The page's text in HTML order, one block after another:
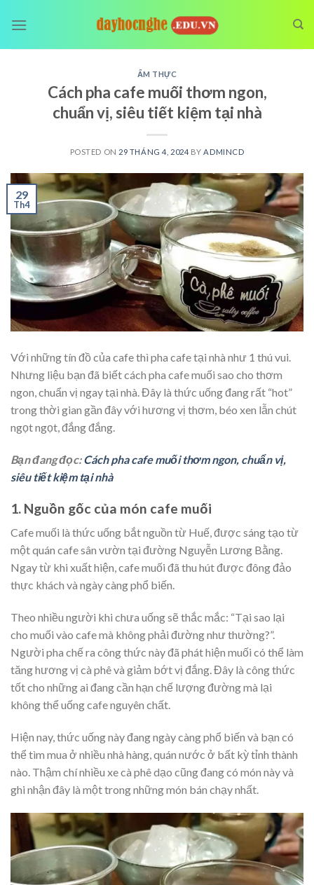
ẨM THỰC
Cách pha cafe muối thơm ngon,
chuẩn vị, siêu tiết kiệm tại nhà
POSTED ON 29 THÁNG 4, 2024 BY ADMINCD
29
Th4
Với những tín đồ của cafe thì pha cafe tại nhà như 1 thú vui.
Nhưng liệu bạn đã biết cách pha cafe muối sao cho thơm
ngon, chuẩn vị ngay tại nhà. Đây là thức uống đang rất “hot”
trong thời gian gần đây với hương vị thơm, béo xen lẫn chút
ngọt ngọt, đắng đắng.
Bạn đang đọc:Cách pha cafe muối thơm ngon, chuẩn vị,
siêu tiết kiệm tại nhà
1. Nguồn gốc của món cafe muối
Cafe muối là thức uống bắt nguồn từ Huế, được sáng tạo từ
một quán cafe sân vườn tại đường Nguyễn Lương Bằng.
Ngay từ khi xuất hiện, cafe muối đã thu hút được đông đảo
thực khách và ngày càng phổ biến.
Theo nhiều người khi chưa uống sẽ thắc mắc: “Tại sao lại
cho muối vào cafe mà không phải đường như thường?”.
Người pha chế ra công thức này đã phát hiện muối có thể làm
tăng hương vị cà phê và giảm bớt vị đắng. Đây là công thức
tốt cho những ai đang cần hạn chế lượng đường mà lại
không thể uống cafe nguyên chất.
Hiện nay, thức uống này đang ngày càng phổ biến và bạn có
thể tìm mua ở nhiều nhà hàng, quán nước ở bất kỳ tỉnh thành
nào. Thậm chí nhiều xe cà phê dạo cũng đang có món này và
ghi nhận đây là một trong những món bán chạy nhất.